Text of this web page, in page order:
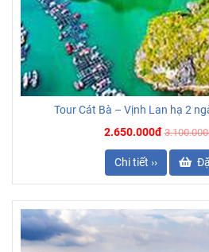
Tour Cát Bà – Vịnh Lan hạ 2
2.650.000đ
Chi tiết ››